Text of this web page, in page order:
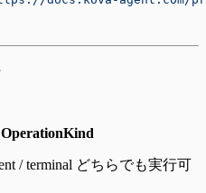
OperationKind
/ terminal どちらでも実行可